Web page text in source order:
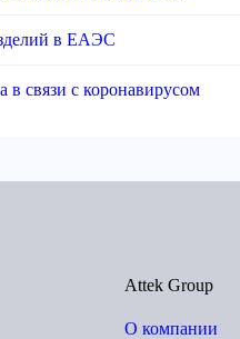
в ЕАЭС
в связи с коронавирусом
Attek Group
О компании